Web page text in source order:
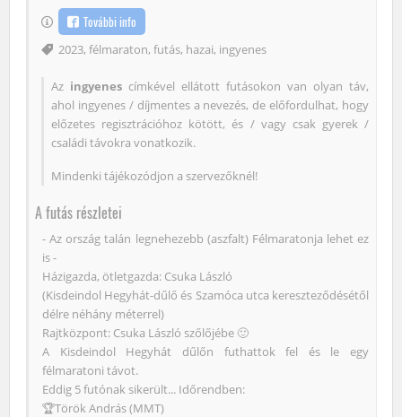
További info
Címke
2023, félmaraton, futás, hazai, ingyenes
Az ingyenes címkével ellátott futásokon van olyan táv,
ahol ingyenes / díjmentes a nevezés, de előfordulhat, hogy
előzetes regisztrációhoz kötött, és / vagy csak gyerek /
családi távokra vonatkozik.
Mindenki tájékozódjon a szervezőknél!
A futás részletei
- Az ország talán legnehezebb (aszfalt) Félmaratonja lehet ez
is -
Házigazda, ötletgazda: Csuka László
(Kisdeindol Hegyhát-dűlő és Szamóca utca kereszteződésétől
délre néhány méterrel)
Rajtközpont: Csuka László szőlőjébe 🙂
A Kisdeindol Hegyhát dűlőn futhattok fel és le egy
félmaratoni távot.
Eddig 5 futónak sikerült... Időrendben:
🏆Török András (MMT)